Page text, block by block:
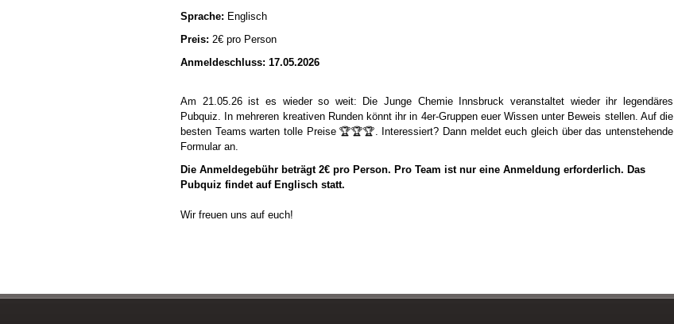
Sprache: Englisch
Preis: 2€ pro Person
Anmeldeschluss: 17.05.2026
Am 21.05.26 ist es wieder so weit: Die Junge Chemie Innsbruck veranstaltet wieder ihr legendäres
Pubquiz. In mehreren kreativen Runden könnt ihr in 4er-Gruppen euer Wissen unter Beweis stellen. Auf die
besten Teams warten tolle Preise 🏆🏆🏆. Interessiert? Dann meldet euch gleich über das untenstehende
Formular an.
Die Anmeldegebühr beträgt 2€ pro Person. Pro Team ist nur eine Anmeldung erforderlich. Das
Pubquiz findet auf Englisch statt.
Wir freuen uns auf euch!